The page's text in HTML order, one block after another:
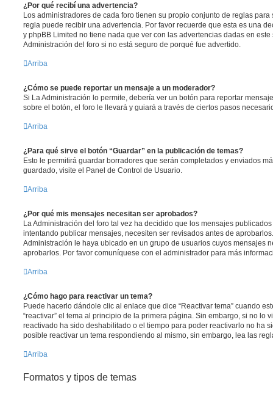
¿Por qué recibí una advertencia?
Los administradores de cada foro tienen su propio conjunto de reglas
regla puede recibir una advertencia. Por favor recuerde que esta es una
y phpBB Limited no tiene nada que ver con las advertencias dadas en
Administración del foro si no está seguro de porqué fue advertido.
Arriba
¿Cómo se puede reportar un mensaje a un moderador?
Si La Administración lo permite, debería ver un botón para reportar
sobre el botón, el foro le llevará y guiará a través de ciertos pasos
Arriba
¿Para qué sirve el botón “Guardar” en la publicación de temas?
Esto le permitirá guardar borradores que serán completados y enviados
guardado, visite el Panel de Control de Usuario.
Arriba
¿Por qué mis mensajes necesitan ser aprobados?
La Administración del foro tal vez ha decidido que los mensajes
intentando publicar mensajes, necesiten ser revisados antes de
Administración le haya ubicado en un grupo de usuarios cuyos mensajes
aprobarlos. Por favor comuníquese con el administrador para más
Arriba
¿Cómo hago para reactivar un tema?
Puede hacerlo dándole clic al enlace que dice “Reactivar tema” cuando
“reactivar” el tema al principio de la primera página. Sin embargo, si no lo
reactivado ha sido deshabilitado o el tiempo para poder reactivarlo no ha
posible reactivar un tema respondiendo al mismo, sin embargo, lea las
Arriba
Formatos y tipos de temas